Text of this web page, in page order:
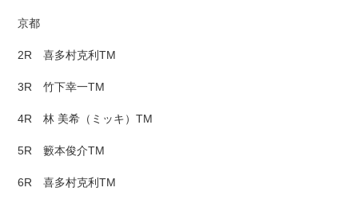
京都
2R 喜多村克利TM
3R 竹下幸一TM
4R 林 美希（ミッキ）TM
5R 籔本俊介TM
6R 喜多村克利TM